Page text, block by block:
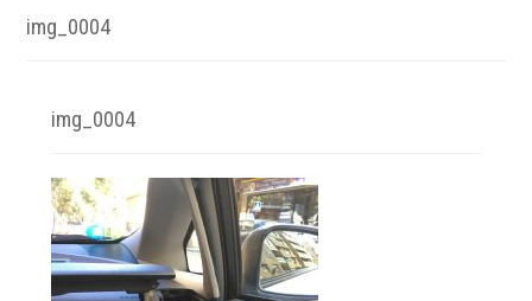
img_0004
img_0004